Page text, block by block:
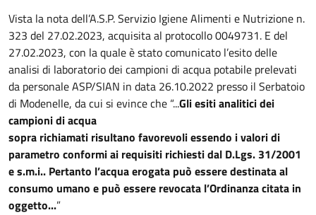
Vista la nota dell’A.S.P. Servizio Igiene Alimenti e Nutrizione n.
323 del 27.02.2023, acquisita al protocollo 0049731. E del
27.02.2023, con la quale è stato comunicato l’esito delle
analisi di laboratorio dei campioni di acqua potabile prelevati
da personale ASP/SIAN in data 26.10.2022 presso il Serbatoio
di Modenelle, da cui si evince che “...Gli esiti analitici dei
campioni di acqua
sopra richiamati risultano favorevoli essendo i valori di
parametro conformi ai requisiti richiesti dal D.Lgs. 31/2001
e s.m.i.. Pertanto l’acqua erogata può essere destinata al
consumo umano e può essere revocata l’Ordinanza citata in
oggetto...”